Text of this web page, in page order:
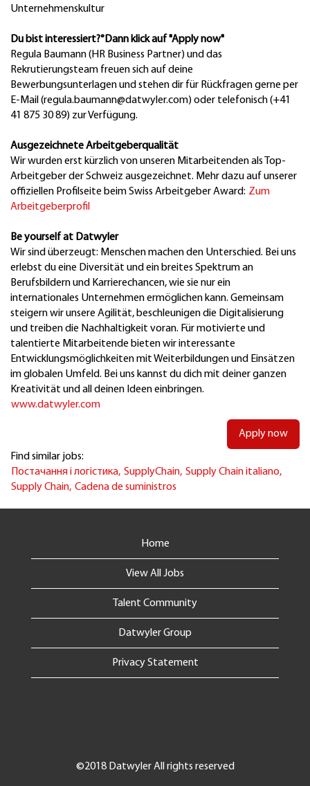
Unternehmenskultur
Du bist interessiert?°Dann klick auf "Apply now"
Regula Baumann (HR Business Partner) und das
Rekrutierungsteam freuen sich auf deine
Bewerbungsunterlagen und stehen dir für Rückfragen gerne per
E-Mail (regula.baumann@datwyler.com) oder telefonisch (+41
41 875 30 89) zur Verfügung.
Ausgezeichnete Arbeitgeberqualität
Wir wurden erst kürzlich von unseren Mitarbeitenden als Top-
Arbeitgeber der Schweiz ausgezeichnet. Mehr dazu auf unserer
offiziellen Profilseite beim Swiss Arbeitgeber Award: Zum
Arbeitgeberprofil
Be yourself at Datwyler
Wir sind überzeugt: Menschen machen den Unterschied. Bei uns
erlebst du eine Diversität und ein breites Spektrum an
Berufsbildern und Karrierechancen, wie sie nur ein
internationales Unternehmen ermöglichen kann. Gemeinsam
steigern wir unsere Agilität, beschleunigen die Digitalisierung
und treiben die Nachhaltigkeit voran. Für motivierte und
talentierte Mitarbeitende bieten wir interessante
Entwicklungsmöglichkeiten mit Weiterbildungen und Einsätzen
im globalen Umfeld. Bei uns kannst du dich mit deiner ganzen
Kreativität und all deinen Ideen einbringen.
www.datwyler.com
Apply now
Find similar jobs:
Постачання і логістика, SupplyChain, Supply Chain italiano,
Supply Chain, Cadena de suministros
Home
View All Jobs
Talent Community
Datwyler Group
Privacy Statement
©2018 Datwyler All rights reserved